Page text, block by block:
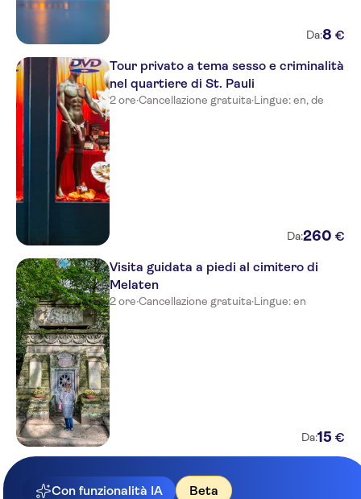
Hotel Allegro
Hotel Elch
Mauritius Komfort Hotel in der
Altstadt
FWW Trade Fair
Accommodation Cologne
Hotel Hackescher Markt
Hotel Continental
Altstadthotel Lowenbrau
Rhein Hotel St.Martin
Senats Hotel
Radisson Blu Hotel, Berlin
Hotel am Museum
Hotel Sion
Hotel FIVE
Sorat Hotel Saxx
Da:8 €
Tour privato a tema sesso e criminalità
nel quartiere di St. Pauli
2 ore·Cancellazione gratuita·Lingue: en, de
Da:260 €
Visita guidata a piedi al cimitero di
Melaten
2 ore·Cancellazione gratuita·Lingue: en
Da:15 €
Con funzionalità IA Beta